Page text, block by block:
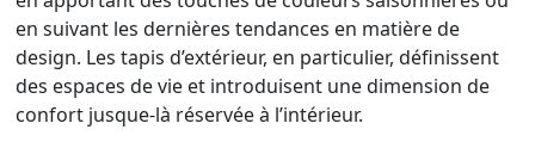
en suivant les dernières tendances en matière de
design. Les tapis d’extérieur, en particulier, définissent
des espaces de vie et introduisent une dimension de
confort jusque-là réservée à l’intérieur.